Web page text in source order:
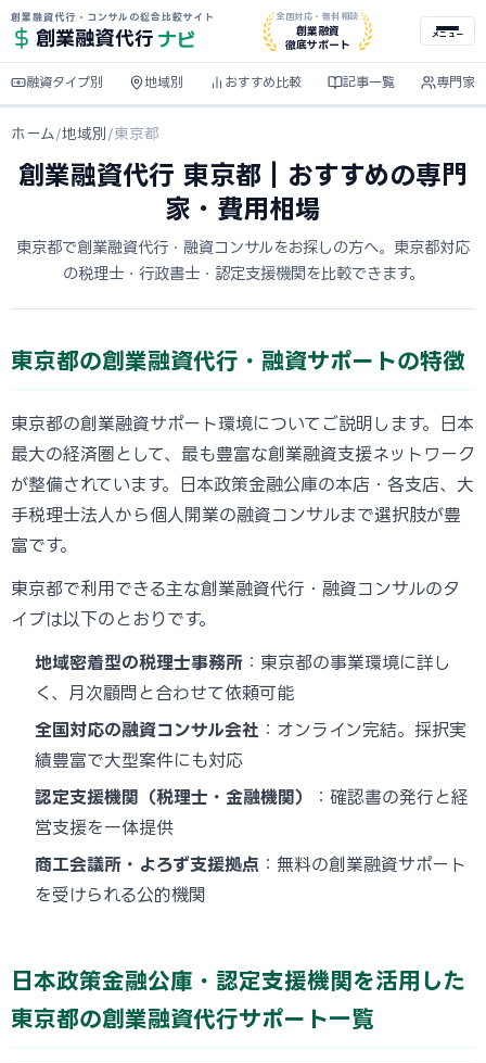
創業融資代行・コンサルの総合比較サイト
創業融資代行 ナビ
全国対応・無料相談
創業融資
徹底サポート
メニュー
融資タイプ別 地域別 おすすめ比較 記事一覧 専門家
ホーム /地域別 /東京都
創業融資代行 東京都｜おすすめの専門
家・費用相場
東京都で創業融資代行・融資コンサルをお探しの方へ。東京都対応
の税理士・行政書士・認定支援機関を比較できます。
東京都の創業融資代行・融資サポートの特徴
東京都の創業融資サポート環境についてご説明します。日本
最大の経済圏として、最も豊富な創業融資支援ネットワーク
が整備されています。日本政策金融公庫の本店・各支店、大
手税理士法人から個人開業の融資コンサルまで選択肢が豊
富です。
東京都で利用できる主な創業融資代行・融資コンサルのタ
イプは以下のとおりです。
地域密着型の税理士事務所 ：東京都の事業環境に詳し
く、月次顧問と合わせて依頼可能
全国対応の融資コンサル会社 ：オンライン完結。採択実
績豊富で大型案件にも対応
認定支援機関（税理士・金融機関）
：確認書の発行と経
営支援を一体提供
商工会議所・よろず支援拠点 ：無料の創業融資サポート
を受けられる公的機関
日本政策金融公庫・認定支援機関を活用した
東京都の創業融資代行サポート一覧